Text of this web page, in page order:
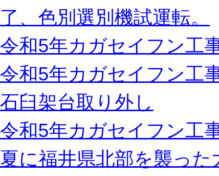
了、色別選別機試運転。
令和5年カガセイフン工
令和5年カガセイフン工
石臼架台取り外し
令和5年カガセイフン工
夏に福井県北部を襲っ